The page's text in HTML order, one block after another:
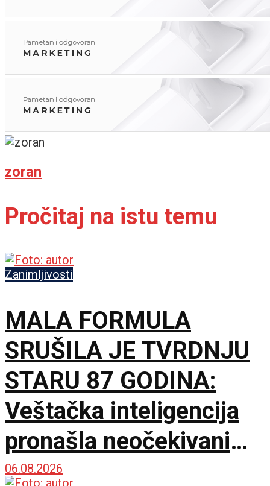
zoran
Pročitaj na istu temu
Zanimljivosti
MALA FORMULA
SRUŠILA JE TVRDNJU
STARU 87 GODINA:
Veštačka inteligencija
pronašla neočekivani
matematički primer
06.08.2026